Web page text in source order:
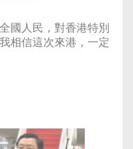
國人民，對香港特別
相信這次來港，一定